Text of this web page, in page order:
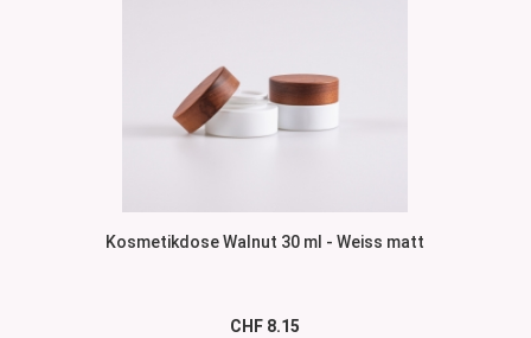
Kosmetikdose Walnut 30 ml - Weiss matt
CHF 8.15